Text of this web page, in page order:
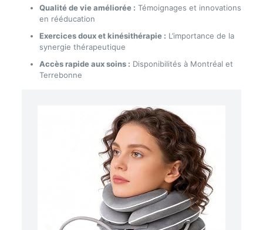
Qualité de vie améliorée : Témoignages et innovations
en rééducation
Exercices doux et kinésithérapie : L’importance de la
synergie thérapeutique
Accès rapide aux soins : Disponibilités à Montréal et
Terrebonne